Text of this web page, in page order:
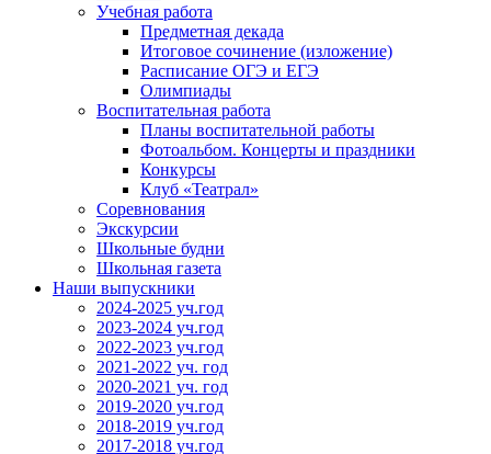
Учебная работа
Предметная декада
Итоговое сочинение (изложение)
Расписание ОГЭ и ЕГЭ
Олимпиады
Воспитательная работа
Планы воспитательной работы
Фотоальбом. Концерты и праздники
Конкурсы
Клуб «Театрал»
Соревнования
Экскурсии
Школьные будни
Школьная газета
Наши выпускники
2024-2025 уч.год
2023-2024 уч.год
2022-2023 уч.год
2021-2022 уч. год
2020-2021 уч. год
2019-2020 уч.год
2018-2019 уч.год
2017-2018 уч.год